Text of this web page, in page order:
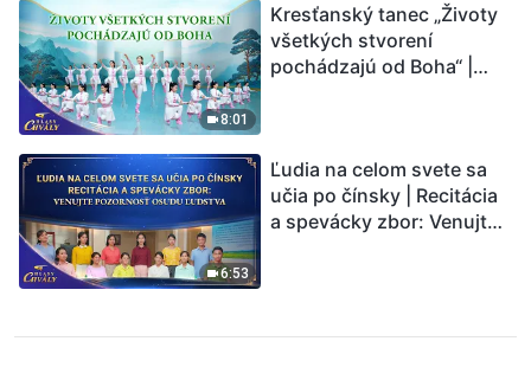
8:01
Kresťanský tanec „Životy
všetkých stvorení
pochádzajú od Boha“ |
6:53
Ľudia na celom svete sa
učia po čínsky | Recitácia
a spevácky zbor: Venujte